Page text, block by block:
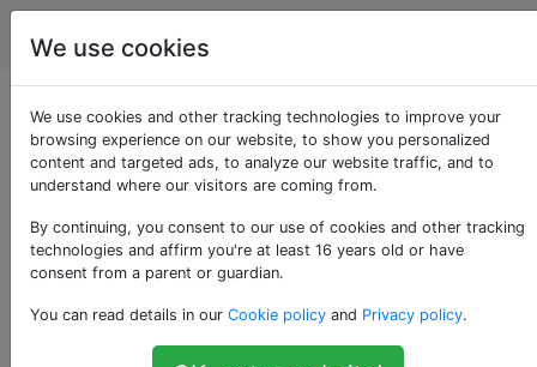
Android
Comment
fonctionnent les
paramètres de
luminosité
We use cookies
We use cookies and other tracking technologies to improve your
browsing experience on our website, to show you personalized
content and targeted ads, to analyze our website traffic, and to
understand where our visitors are coming from.
By continuing, you consent to our use of cookies and other tracking
technologies and affirm you're at least 16 years old or have
consent from a parent or guardian.
You can read details in our Cookie policy and Privacy policy.